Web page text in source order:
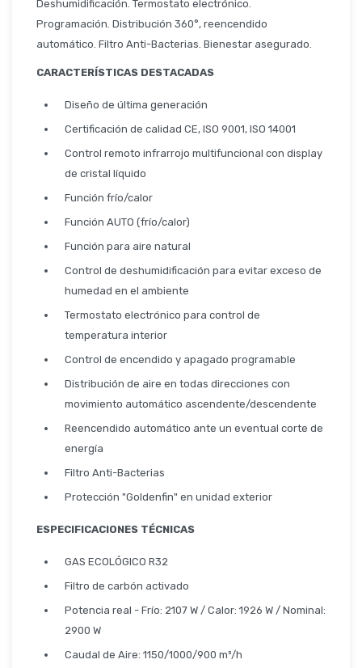
Deshumidificación. Termostato electrónico.
Programación. Distribución 360°, reencendido
automático. Filtro Anti-Bacterias. Bienestar asegurado.
CARACTERÍSTICAS DESTACADAS
Diseño de última generación
Certificación de calidad CE, ISO 9001, ISO 14001
Control remoto infrarrojo multifuncional con display
de cristal líquido
Función frío/calor
Función AUTO (frío/calor)
Función para aire natural
Control de deshumidificación para evitar exceso de
humedad en el ambiente
Termostato electrónico para control de
temperatura interior
Control de encendido y apagado programable
Distribución de aire en todas direcciones con
movimiento automático ascendente/descendente
Reencendido automático ante un eventual corte de
energía
Filtro Anti-Bacterias
Protección "Goldenfin" en unidad exterior
ESPECIFICACIONES TÉCNICAS
GAS ECOLÓGICO R32
Filtro de carbón activado
Potencia real - Frío: 2107 W / Calor: 1926 W / Nominal:
2900 W
Caudal de Aire: 1150/1000/900 m³/h
Ropa y Accesorios
Seguridad